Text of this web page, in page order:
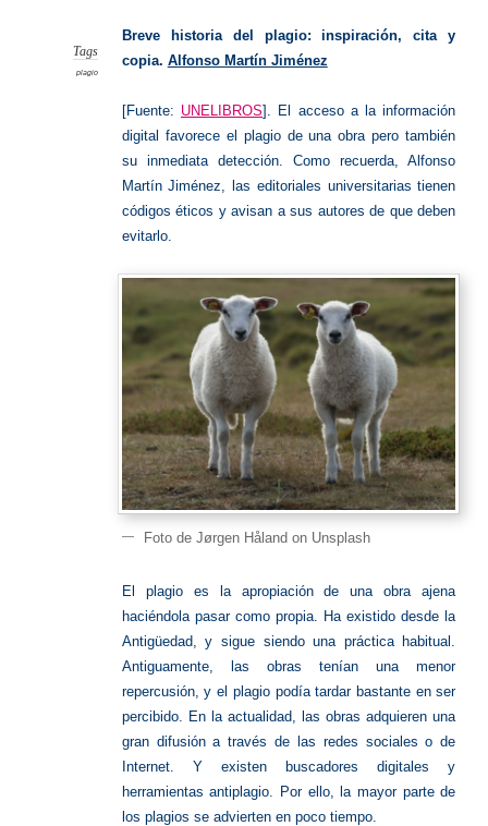
Tags
plagio
Breve historia del plagio: inspiración, cita y
copia. Alfonso Martín Jiménez
[Fuente: UNELIBROS]. El acceso a la información
digital favorece el plagio de una obra pero también
su inmediata detección. Como recuerda, Alfonso
Martín Jiménez, las editoriales universitarias tienen
códigos éticos y avisan a sus autores de que deben
evitarlo.
Foto de Jørgen Håland on Unsplash
El plagio es la apropiación de una obra ajena
haciéndola pasar como propia. Ha existido desde la
Antigüedad, y sigue siendo una práctica habitual.
Antiguamente, las obras tenían una menor
repercusión, y el plagio podía tardar bastante en ser
percibido. En la actualidad, las obras adquieren una
gran difusión a través de las redes sociales o de
Internet. Y existen buscadores digitales y
herramientas antiplagio. Por ello, la mayor parte de
los plagios se advierten en poco tiempo.